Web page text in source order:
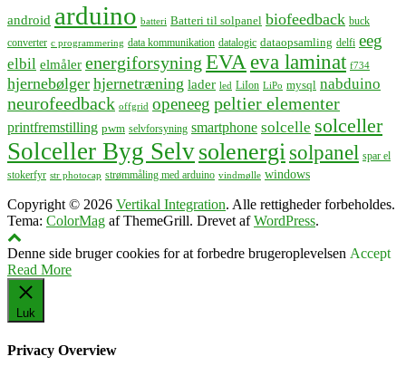
android arduino batteri Batteri til solpanel biofeedback buck
converter c programmering data kommunikation datalogic dataopsamling delfi eeg
elbil elmåler energiforsyning EVA eva laminat f734
hjernebølger hjernetræning lader led LiIon LiPo mysql nabduino
neurofeedback offgrid openeeg peltier elementer
printfremstilling pwm selvforsyning smartphone solcelle solceller
Solceller Byg Selvsolenergisolpanel spar el
stokerfyr str photocap strømmåling med arduino vindmølle windows
Copyright © 2026 Vertikal Integration. Alle rettigheder forbeholdes.
Tema: ColorMag af ThemeGrill. Drevet afWordPress.
Denne side bruger cookies for at forbedre brugeroplevelsen Accept
Read More
Luk
Privacy Overview